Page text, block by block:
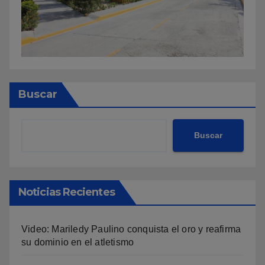
Buscar
Buscar
Noticias Recientes
Video: Mariledy Paulino conquista el oro y reafirma
su dominio en el atletismo